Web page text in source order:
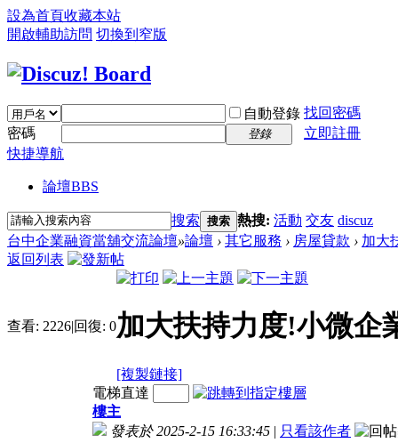
設為首頁收藏本站
開啟輔助訪問 切換到窄版
自動登錄 找回密碼
密碼
登錄
立即註冊
快捷導航
論壇BBS
搜索 搜索 熱搜: 活動 交友 discuz
台中企業融資當舖交流論壇»論壇 › 其它服務 › 房屋貸款 › 加大
返回列表
查看: 2226|回復: 0加大扶持力度!小微企
[複製鏈接]
電梯直達
樓主
發表於 2025-2-15 16:33:45 | 只看該作者